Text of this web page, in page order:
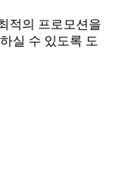
적의 프로모션을
실 수 있도록 도